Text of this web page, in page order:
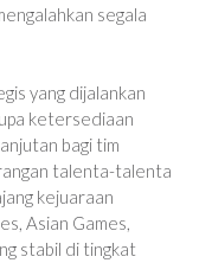
segala
yang dijalankan
ketersediaan
bagi tim
talenta-talenta
kejuaraan
Asian Games,
stabil di tingkat